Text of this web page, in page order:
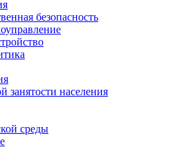
безопасность
населения
среды